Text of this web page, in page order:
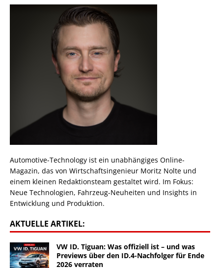
Automotive-Technology ist ein unabhängiges Online-
Magazin, das von Wirtschaftsingenieur Moritz Nolte und
einem kleinen Redaktionsteam gestaltet wird. Im Fokus:
Neue Technologien, Fahrzeug-Neuheiten und Insights in
Entwicklung und Produktion.
AKTUELLE ARTIKEL:
VW ID. Tiguan: Was offiziell ist – und was
Previews über den ID.4-Nachfolger für Ende
2026 verraten